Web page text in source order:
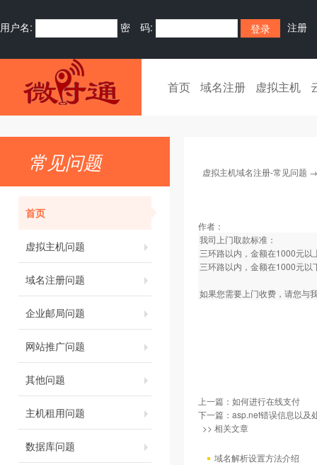
用户名: 密 码: 注册
首页 域名注册 虚拟主机
常见问题
首页
虚拟主机问题
域名注册问题
企业邮局问题
网站推广问题
其他问题
主机租用问题
数据库问题
虚拟主机域名注册-常见问题
作者：
我司上门取款标准：
三环路以内，金额在1000元以
三环路以内，金额在1000元以
如果您需要上门收费，请您与
上一篇： 如何进行在线支付
下一篇： asp.net错误信息以及
>> 相关文章
域名解析设置方法介绍